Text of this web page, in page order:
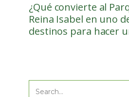
¿Qué convierte al
Reina Isabel en uno
destinos para hacer
Search